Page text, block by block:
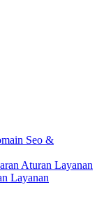
Seo &
Aturan Layanan
Layanan